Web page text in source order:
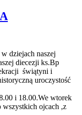
dziejach naszej
diecezji ks.Bp
świątyni i
uroczystość
i 18.00.We wtorek
wszystkich ojcach ,z